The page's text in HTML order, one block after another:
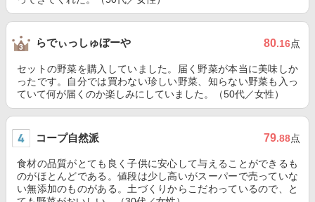
らでぃっしゅぼーや 80.16点
セットの野菜を購入していました。届く野菜が本当に美味しか
ったです。自分では買わない珍しい野菜、知らない野菜も入っ
ていて何が届くのか楽しみにしていました。（50代／女性）
コープ自然派 79.88点
食材の品質がとても良く子供に安心して与えることができるも
のがほとんどである。値段は少し高いがスーパーで売っていな
い無添加のものがある。土づくりからこだわっているので、と